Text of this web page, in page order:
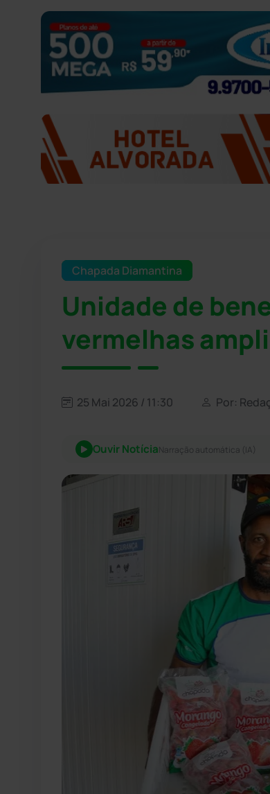
Chapada Diamantina
Unidade de
vermelhas
25 Mai 2026 / 11:30 Por:
Ouvir NotíciaNarração automática (IA)